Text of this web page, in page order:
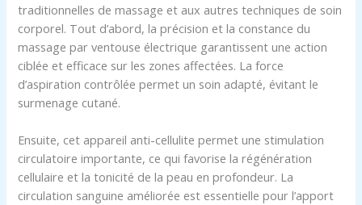
traditionnelles de massage et aux autres techniques de soin
corporel. Tout d’abord, la précision et la constance du
massage par ventouse électrique garantissent une action
ciblée et efficace sur les zones affectées. La force
d’aspiration contrôlée permet un soin adapté, évitant le
surmenage cutané.
Ensuite, cet appareil anti-cellulite permet une stimulation
circulatoire importante, ce qui favorise la régénération
cellulaire et la tonicité de la peau en profondeur. La
circulation sanguine améliorée est essentielle pour l’apport